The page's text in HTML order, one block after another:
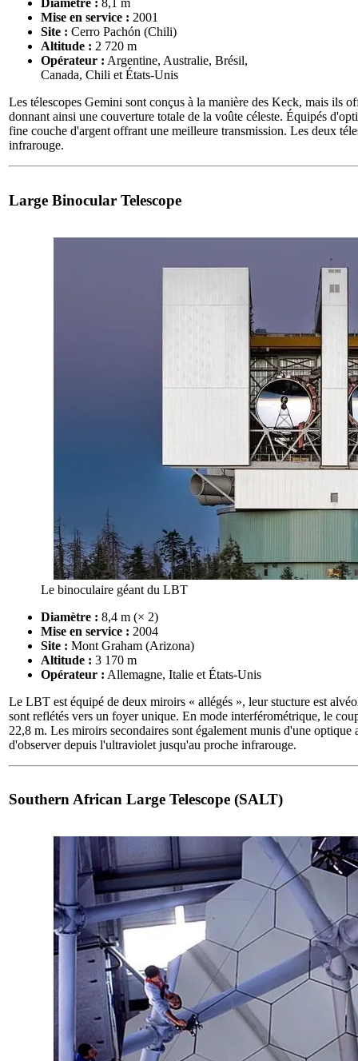
Diamètre : 8,1 m
Mise en service : 2001
Site : Cerro Pachón (Chili)
Altitude : 2 720 m
Opérateur : Argentine, Australie, Brésil,
Canada, Chili et États-Unis
Les télescopes Gemini sont conçus à la manière des Keck, mais ils
donnant ainsi une couverture totale de la voûte céleste. Équipés
fine couche d'argent offrant une meilleure transmission. Les deux
infrarouge.
Large Binocular Telescope
Le binoculaire géant du LBT
Diamètre : 8,4 m (× 2)
Mise en service : 2004
Site : Mont Graham (Arizona)
Altitude : 3 170 m
Opérateur : Allemagne, Italie et États-Unis
Le LBT est équipé de deux miroirs « allégés », leur stucture est
sont reflétés vers un foyer unique. En mode interférométrique, le
22,8 m. Les miroirs secondaires sont également munis d'une
d'observer depuis l'ultraviolet jusqu'au proche infrarouge.
Southern African Large Telescope (SALT)